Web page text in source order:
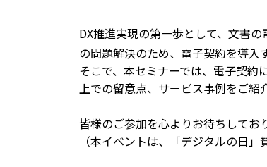
DX推進実現の第一歩として、文書
の問題解決のため、電子契約を導入
そこで、本セミナーでは、電子契
上での留意点、サービス事例をご紹
皆様のご参加を心よりお待ちしてお
（本イベントは、「デジタルの日